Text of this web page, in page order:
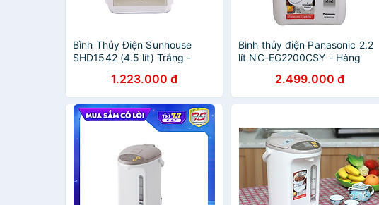
Bình Thủy Điện Sunhouse
SHD1542 (4.5 lít) Trắng -
1.223.000 đ
Bình thủy điện Panasonic 2.2
lít NC-EG2200CSY - Hàng
2.499.000 đ